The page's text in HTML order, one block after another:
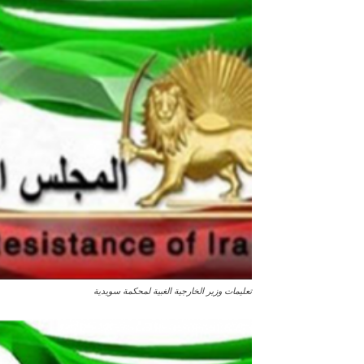
تعليمات وزير الخارجية الغبية لمحكمة سويدية